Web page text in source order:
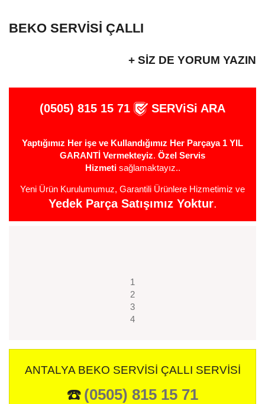
BEKO SERVISI ÇALLI
+ SIZ DE YORUM YAZIN
(0505) 815 15 71 SERViSi ARA
Yaptığımız Her işe ve Kullandığımız Her Parçaya 1 YIL
GARANTİ Vermekteyiz. Özel Servis
Hizmetisağlamaktayız..
Yeni Ürün Kurulumumuz, Garantili Ürünlere Hizmetimiz ve
Yedek Parça Satışımız Yoktur.
1
2
3
4
ANTALYA BEKO SERVISI ÇALLI SERVISI
☎️ (0505) 815 15 71